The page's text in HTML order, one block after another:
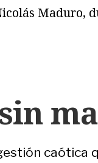
Maduro,
caótica